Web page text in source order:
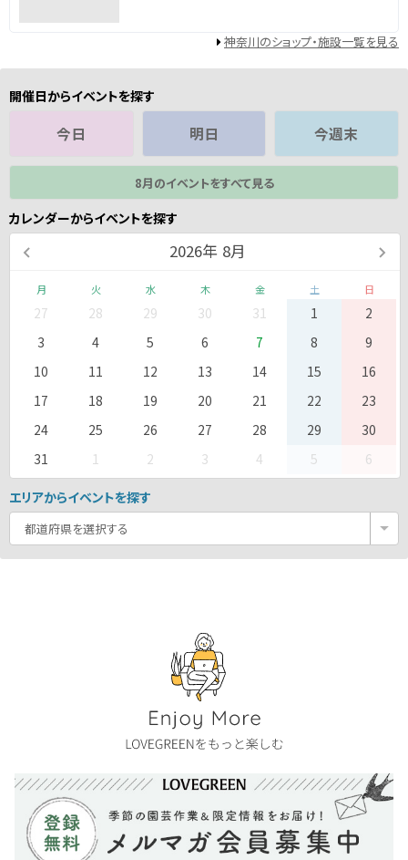
神奈川のショップ・施設一覧を見る
開催日からイベントを探す
今日 明日 今週末
8月のイベントをすべて見る
カレンダーからイベントを探す
2026年 8月
月 火 水 木 金 土 日
27 28 29 30 31 1
2
3
4 5 6 7 8
9
10
11 12 13 14 15
16
17
18 19 20 21 22
23
24
25 26 27 28 29
30
31
1 2 3 4 5 6
エリアからイベントを探す